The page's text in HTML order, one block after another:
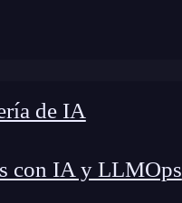
de IA
con IA y LLMOps